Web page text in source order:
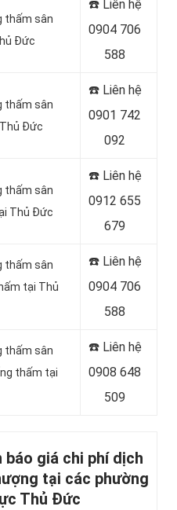
thấm sân
Đức
☎️ Liên hệ
0904 706
588
thấm sân
Đức
☎️ Liên hệ
0901 742
092
thấm sân
Thủ Đức
☎️ Liên hệ
0912 655
679
thấm sân
tại Thủ
☎️ Liên hệ
0904 706
588
thấm sân
thấm tại
☎️ Liên hệ
0908 648
509
giá chi phí dịch
tại các phường
Thủ Đức